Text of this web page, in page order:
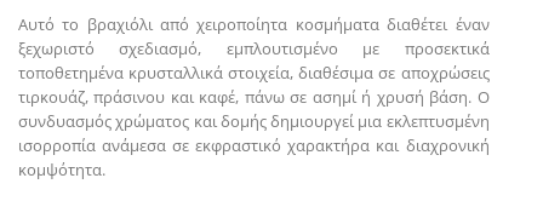
Αυτό το βραχιόλι από χειροποίητα κοσμήματα διαθέτει έναν
ξεχωριστό σχεδιασμό, εμπλουτισμένο με προσεκτικά
τοποθετημένα κρυσταλλικά στοιχεία, διαθέσιμα σε αποχρώσεις
τιρκουάζ, πράσινου και καφέ, πάνω σε ασημί ή χρυσή βάση. Ο
συνδυασμός χρώματος και δομής δημιουργεί μια εκλεπτυσμένη
ισορροπία ανάμεσα σε εκφραστικό χαρακτήρα και διαχρονική
κομψότητα.